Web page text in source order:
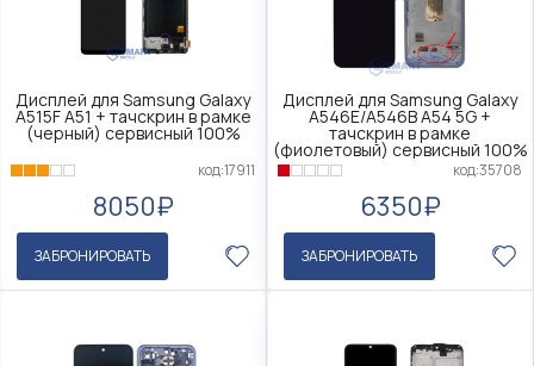
Дисплей для Samsung Galaxy
A515F A51 + тачскрин в рамке
(черный) сервисный 100%
код:17911
8050₽
ЗАБРОНИРОВАТЬ
Дисплей для Samsung Galaxy
A546E/A546B A54 5G +
тачскрин в рамке
(фиолетовый) сервисный 100%
код:35708
6350₽
ЗАБРОНИРОВАТЬ